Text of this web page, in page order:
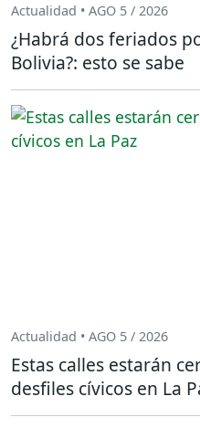
Actualidad • AGO 5 / 2026
¿Habrá dos feriados
Bolivia?: esto se sabe
Actualidad • AGO 5 / 2026
Estas calles estarán
desfiles cívicos en La